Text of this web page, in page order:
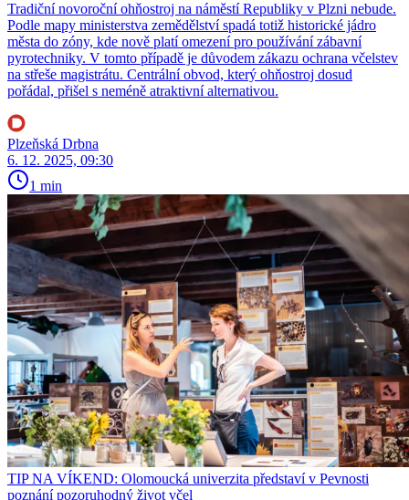
Tradiční novoroční ohňostroj na náměstí Republiky v Plzni nebude.
Podle mapy ministerstva zemědělství spadá totiž historické jádro
města do zóny, kde nově platí omezení pro používání zábavní
pyrotechniky. V tomto případě je důvodem zákazu ochrana včelstev
na střeše magistrátu. Centrální obvod, který ohňostroj dosud
pořádal, přišel s neméně atraktivní alternativou.
Plzeňská Drbna
6. 12. 2025, 09:30
1 min
TIP NA VÍKEND: Olomoucká univerzita představí v Pevnosti
poznání pozoruhodný život včel